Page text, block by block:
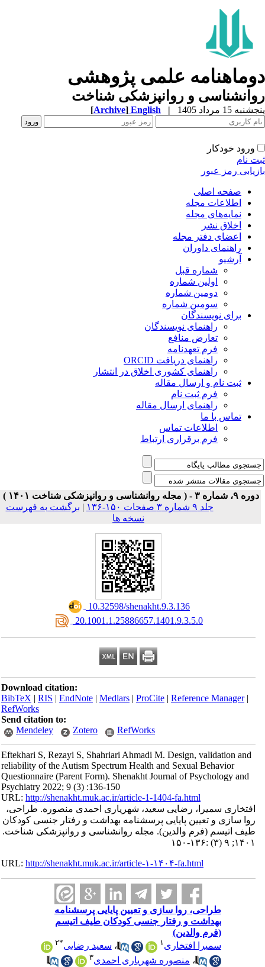
علمی پژوهشی
و روانپزشکی شناخت
15 مرداد 1405 |
English
[Archive]
ورود خودکار
نام
رمز عبور
صفحه اصلی
اطلاعات مجله
نمایه‌های مجله
اخلاق نشر
اعضای دفتر مجله
راهنمای داوران
آرشیو
شماره قبل
اولین شماره
دومین شماره
سومین شماره
برای نویسندگان
راهنمای نویسندگان
تعارض منافع
فرم تعهدنامه
راهنمای دریافت ORCID
راهنمای کشوری اخلاق در انتشار
ثبت نام و ارسال مقاله
فرم ثبت نام
راهنمای ارسال مقاله
تماس با ما
اطلاعات تماس
فرم برقراری ارتباط
شماره ۳ - ( مجله روانشناسی و روانپزشکی شناخت ۱۴۰۱ )
جلد ۹ شماره ۳ صفحات ۱۵۰-۱۳۶
| برگشت به فهرست
نسخه ها
‎ 10.32598/shenakht.9.3.136
‎ 20.1001.1.25886657.1401.9.3.5.0
Download citation:
BibTeX|RIS|EndNote|Medlars|ProCite|Reference Manager
RefWorks
Send citation to:
Mendeley
Zotero RefWorks
Eftekhari S, Rezayi S, Shahriari Ahmadi M. Design, validation and
reliability of the Autism Spectrum Health and Sexual Behavior
Questionnaire (Parent Form). Shenakht Journal of Psychology and
Psychiatry 2022; 9 (3) :136-150
URL:http://shenakht.muk.ac.ir/article-1-1404-fa.html
افتخاری سمیرا، رضایی سعید، شهریاری احمدی منصوره. طراحی،
روا سازی و تعیین پایایی پرسشنامه بهداشت و رفتار جنسی کودکان
طیف اتیسم (فرم والدین). مجله روانشناسی و روانپزشکی شناخت.
۱۴۰۱; ۹ (۳) :۱۳۶-۱۵۰
URL:http://shenakht.muk.ac.ir/article-۱-۱۴۰۴-fa.html
طراحی، روا سازی و تعیین پایایی پرسشنامه
بهداشت و رفتار جنسی کودکان طیف اتیسم
(فرم والدین)
سمیرا افتخاری۱ ،سعید رضایی ۲
،منصوره شهریاری احمدی